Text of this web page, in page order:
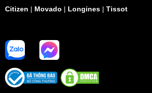
và là trung tâm bảo hành ủy quyền
TỔNG HỢP ƯU ĐIỂM ĐỒNG HỒ
✓ Thiết kế bắt mắt, màu sắc nổi bật.
✓ Mặt số đậm chất thể thao với
Chronograph.
Citizen | Movado | Longines | Tissot